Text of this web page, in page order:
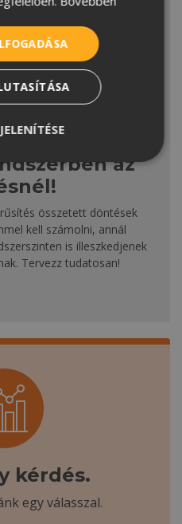
az
összetett döntések
kell számolni, annál
is illeszkedjenek
Tervezz tudatosan!
kérdés.
egy válasszal.